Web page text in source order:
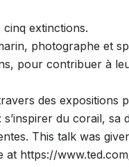
cinq extinctions.
photographe et
pour contribuer à
des expositions
du corail, sa
This talk was
at https://